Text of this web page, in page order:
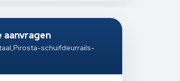
schuifdeurrails-